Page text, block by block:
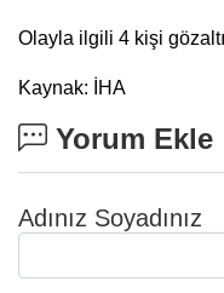
Olayla ilgili 4 kişi
Kaynak: İHA
Yorum Ekle
Adınız Soyadınız